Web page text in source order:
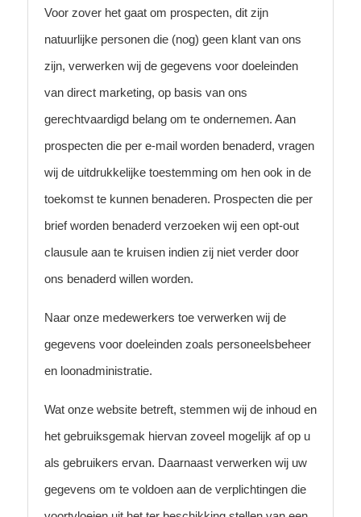
Voor zover het gaat om prospecten, dit zijn
natuurlijke personen die (nog) geen klant van ons
zijn, verwerken wij de gegevens voor doeleinden
van direct marketing, op basis van ons
gerechtvaardigd belang om te ondernemen. Aan
prospecten die per e-mail worden benaderd, vragen
wij de uitdrukkelijke toestemming om hen ook in de
toekomst te kunnen benaderen. Prospecten die per
brief worden benaderd verzoeken wij een opt-out
clausule aan te kruisen indien zij niet verder door
ons benaderd willen worden.
Naar onze medewerkers toe verwerken wij de
gegevens voor doeleinden zoals personeelsbeheer
en loonadministratie.
Wat onze website betreft, stemmen wij de inhoud en
het gebruiksgemak hiervan zoveel mogelijk af op u
als gebruikers ervan. Daarnaast verwerken wij uw
gegevens om te voldoen aan de verplichtingen die